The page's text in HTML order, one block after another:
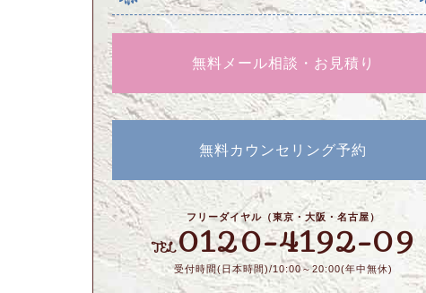
無料メール相談・お見積り
無料カウンセリング予約
フリーダイヤル（東京・大阪・名古屋）
TEL0120-4192-09
受付時間(日本時間)/10:00～20:00(年中無休)